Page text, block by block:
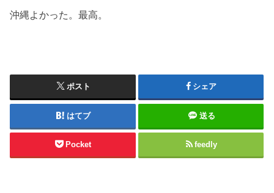
沖縄よかった。最高。
ポスト シェア
はてブ 送る
Pocket feedly